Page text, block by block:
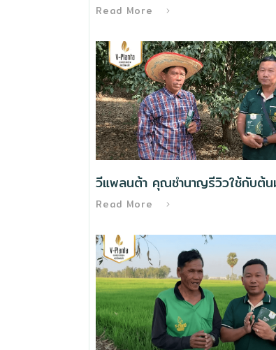
Read More
วีแพลนต้า คุณชำนาญรีวิวใช้กับต้น
Read More